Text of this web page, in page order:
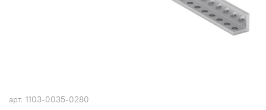
арт. 1103-0035-0280